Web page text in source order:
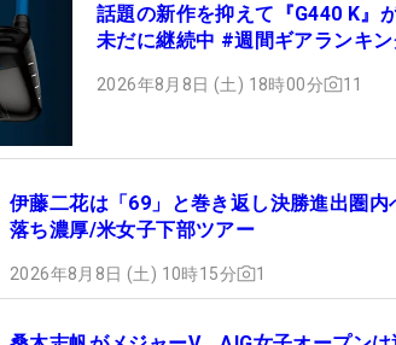
話題の新作を抑えて『G440 K』
未だに継続中 #週間ギアランキ
2026年8月8日 (土) 18時00分 11
伊藤二花は「69」と巻き返し決勝進出圏
落ち濃厚/米女子下部ツアー
2026年8月8日 (土) 10時15分 1